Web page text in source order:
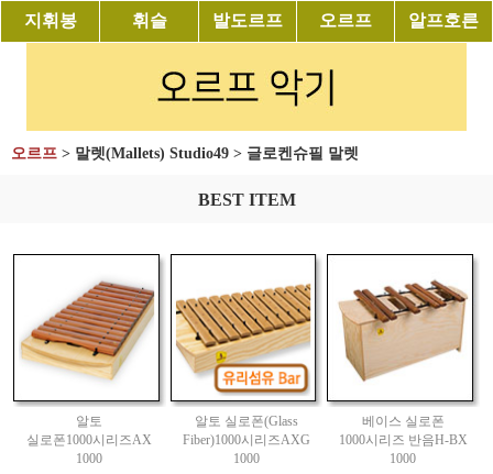
지휘봉 휘슬 발도르프 오르프 알프호른
오르프 > 말렛(Mallets) Studio49 > 글로켄슈필 말렛
BEST ITEM
알토
실로폰1000시리즈AX
1000
알토 실로폰(Glass
Fiber)1000시리즈AXG
1000
베이스 실로폰
1000시리즈 반음H-BX
1000